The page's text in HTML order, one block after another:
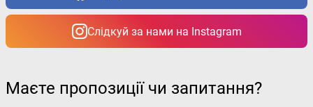
Слідкуй за нами на Instagram
Маєте пропозиції чи запитання?